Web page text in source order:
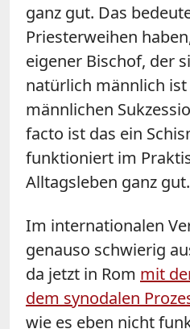
ganz gut. Das
Priesterweihen
eigener Bischof, der
natürlich männlich
männlichen
facto ist das ein
funktioniert im
Alltagsleben ganz gut.
Im internationalen
genauso schwierig
da jetzt in Rom mit
dem synodalen
wie es eben nicht